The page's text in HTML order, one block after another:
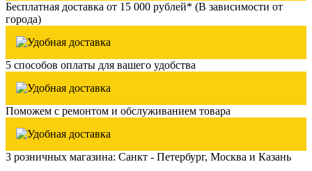
Бесплатная доставка от 15 000 рублей* (В зависимости от
города)
5 способов оплаты для вашего удобства
Поможем с ремонтом и обслуживанием товара
3 розничных магазина: Санкт - Петербург, Москва и Казань